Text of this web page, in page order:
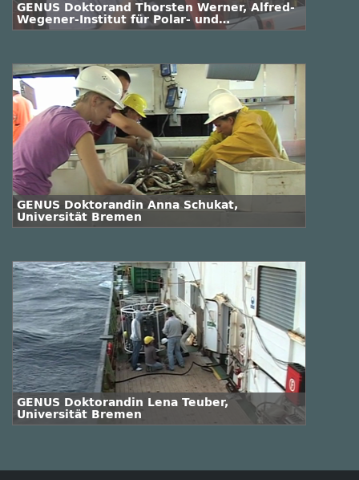
GENUS Doktorand Thorsten Werner, Alfred-
Wegener-Institut für Polar- und
Meeresforschung
GENUS Doktorandin Anna Schukat,
Universität Bremen
GENUS Doktorandin Lena Teuber,
Universität Bremen